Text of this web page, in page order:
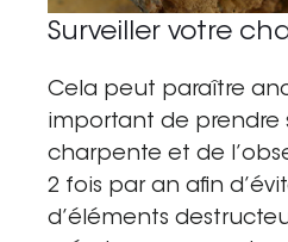
Surveiller votre
Cela peut paraître
important de prendre
charpente et de
2 fois par an afin
d’éléments